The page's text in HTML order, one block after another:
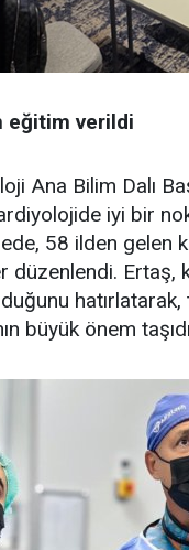
eğitim verildi
Ana Bilim Dalı
iyi bir
58 ilden gelen
Ertaş,
büyük önem